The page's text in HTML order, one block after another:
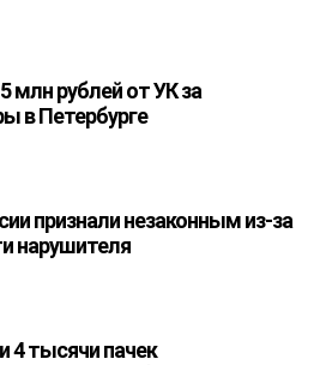
млн рублей от УК за
в Петербурге
признали незаконным из-за
нарушителя
4 тысячи пачек